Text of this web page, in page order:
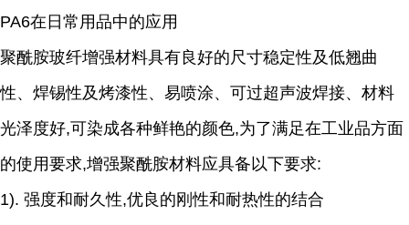
PA6在日常用品中的应用
聚酰胺玻纤增强材料具有良好的尺寸稳定性及低翘曲
性、焊锡性及烤漆性、易喷涂、可过超声波焊接、材料
光泽度好,可染成各种鲜艳的颜色,为了满足在工业品方面
的使用要求,增强聚酰胺材料应具备以下要求:
1). 强度和耐久性,优良的刚性和耐热性的结合